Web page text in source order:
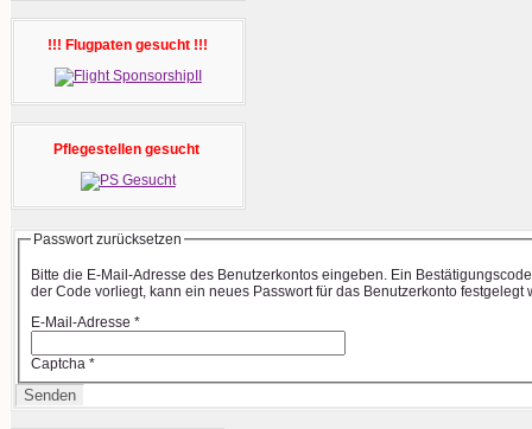
!!! Flugpaten gesucht !!!
Pflegestellen gesucht
Passwort zurücksetzen
Bitte die E-Mail-Adresse des Benutzerkontos eingeben. Ein
der Code vorliegt, kann ein neues Passwort für das Benutzerkonto festgelegt
E-Mail-Adresse *
Captcha *
Senden